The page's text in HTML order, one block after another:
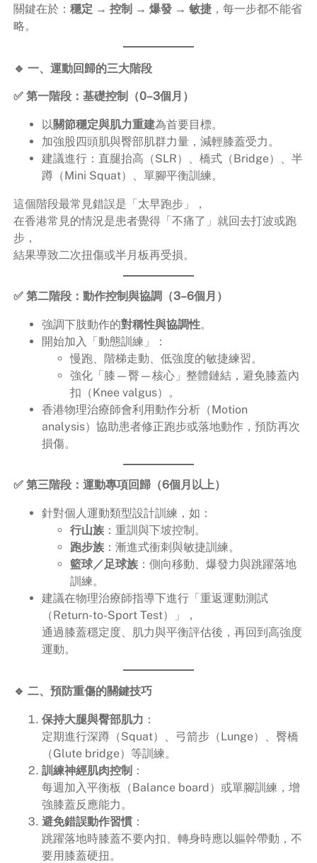
關鍵在於： 穩定 → 控制 → 爆發 → 敏捷，每一步都不能省
略。
🔹 一、運動回歸的三大階段
✅ 第一階段：基礎控制（0–3個月）
以關節穩定與肌力重建為首要目標。
加強股四頭肌與臀部肌群力量，減輕膝蓋受力。
建議進行：直腿抬高（SLR）、橋式（Bridge）、半
蹲（Mini Squat）、單腳平衡訓練。
這個階段最常見錯誤是「太早跑步」，
在香港常見的情況是患者覺得「不痛了」就回去打波或跑
步，
結果導致二次扭傷或半月板再受損。
✅ 第二階段：動作控制與協調（3–6個月）
強調下肢動作的對稱性與協調性。
開始加入「動態訓練」：
慢跑、階梯走動、低強度的敏捷練習。
強化「膝—臀—核心」整體鏈結，避免膝蓋內
扣（Knee valgus）。
香港物理治療師會利用動作分析（Motion
analysis）協助患者修正跑步或落地動作，預防再次
損傷。
✅ 第三階段：運動專項回歸（6個月以上）
針對個人運動類型設計訓練，如：
行山族：重訓與下坡控制。
跑步族：漸進式衝刺與敏捷訓練。
籃球／足球族：側向移動、爆發力與跳躍落地
訓練。
建議在物理治療師指導下進行「重返運動測試
（Return-to-Sport Test）」，
通過膝蓋穩定度、肌力與平衡評估後，再回到高強度
運動。
🔹 二、預防重傷的關鍵技巧
保持大腿與臀部肌力 ：
定期進行深蹲（Squat）、弓箭步（Lunge）、臀橋
（Glute bridge）等訓練。
訓練神經肌肉控制 ：
每週加入平衡板（Balance board）或單腳訓練，增
強膝蓋反應能力。
避免錯誤動作習慣：
跳躍落地時膝蓋不要內扣、轉身時應以軀幹帶動，不
要用膝蓋硬扭。